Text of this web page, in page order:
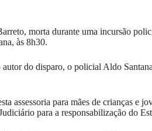
morta durante uma incursão
às 8h30.
do disparo, o policial Aldo
para mães de crianças e
para a responsabilização do